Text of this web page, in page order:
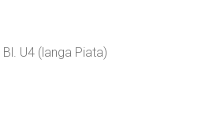
U4 (langa Piata)